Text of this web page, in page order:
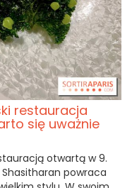
restauracja
się uważnie
otwartą w 9.
powraca